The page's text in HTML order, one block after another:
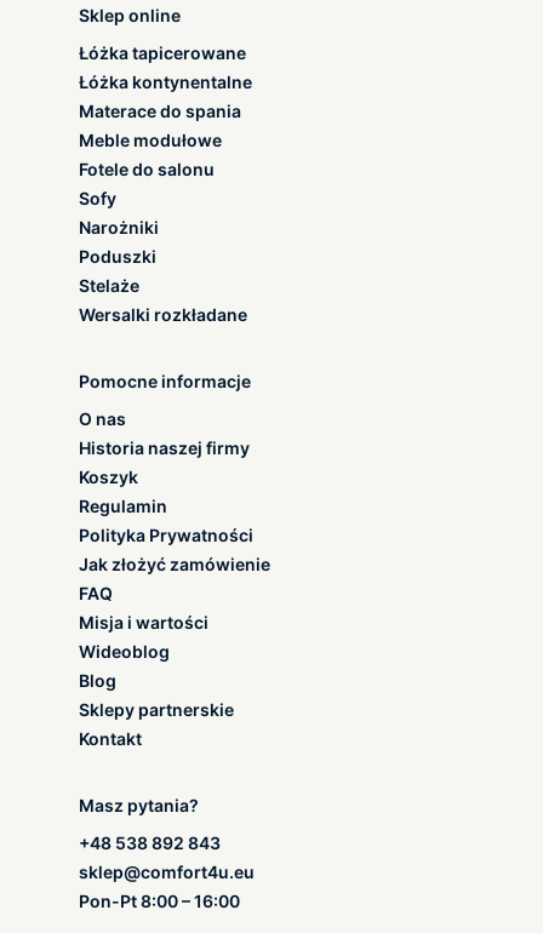
Sklep online
Łóżka tapicerowane
Łóżka kontynentalne
Materace do spania
Meble modułowe
Fotele do salonu
Sofy
Narożniki
Poduszki
Stelaże
Wersalki rozkładane
Pomocne informacje
O nas
Historia naszej firmy
Koszyk
Regulamin
Polityka Prywatności
Jak złożyć zamówienie
FAQ
Misja i wartości
Wideoblog
Blog
Sklepy partnerskie
Kontakt
Masz pytania?
+48 538 892 843
sklep@comfort4u.eu
Pon-Pt 8:00 – 16:00